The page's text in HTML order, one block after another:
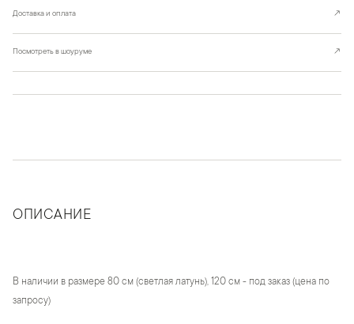
Доставка и оплата ↗
Посмотреть в шоуруме ↗
ОПИСАНИЕ
В наличии в размере 80 см (светлая латунь), 120 см - под заказ (цена по
запросу)